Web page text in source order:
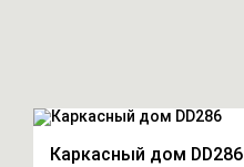
Каркасный дом DD286